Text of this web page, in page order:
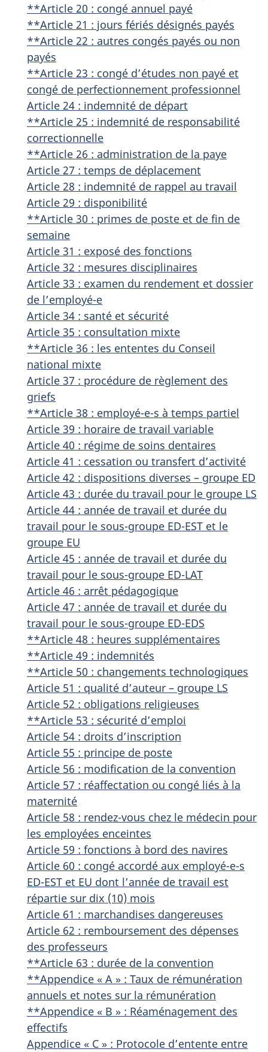
**Article 20 : congé annuel payé
**Article 21 : jours fériés désignés payés
**Article 22 : autres congés payés ou non
payés
**Article 23 : congé d’études non payé et
congé de perfectionnement professionnel
Article 24 : indemnité de départ
**Article 25 : indemnité de responsabilité
correctionnelle
**Article 26 : administration de la paye
Article 27 : temps de déplacement
Article 28 : indemnité de rappel au travail
Article 29 : disponibilité
**Article 30 : primes de poste et de fin de
semaine
Article 31 : exposé des fonctions
Article 32 : mesures disciplinaires
Article 33 : examen du rendement et dossier
de l’employé-e
Article 34 : santé et sécurité
Article 35 : consultation mixte
**Article 36 : les ententes du Conseil
national mixte
Article 37 : procédure de règlement des
griefs
**Article 38 : employé-e-s à temps partiel
Article 39 : horaire de travail variable
Article 40 : régime de soins dentaires
Article 41 : cessation ou transfert d’activité
Article 42 : dispositions diverses – groupe ED
Article 43 : durée du travail pour le groupe LS
Article 44 : année de travail et durée du
travail pour le sous-groupe ED-EST et le
groupe EU
Article 45 : année de travail et durée du
travail pour le sous-groupe ED-LAT
Article 46 : arrêt pédagogique
Article 47 : année de travail et durée du
travail pour le sous-groupe ED-EDS
**Article 48 : heures supplémentaires
**Article 49 : indemnités
**Article 50 : changements technologiques
Article 51 : qualité d’auteur – groupe LS
Article 52 : obligations religieuses
**Article 53 : sécurité d’emploi
Article 54 : droits d’inscription
Article 55 : principe de poste
Article 56 : modification de la convention
Article 57 : réaffectation ou congé liés à la
maternité
Article 58 : rendez-vous chez le médecin pour
les employées enceintes
Article 59 : fonctions à bord des navires
Article 60 : congé accordé aux employé-e-s
ED-EST et EU dont l’année de travail est
répartie sur dix (10) mois
Article 61 : marchandises dangereuses
Article 62 : remboursement des dépenses
des professeurs
**Article 63 : durée de la convention
**Appendice « A » : Taux de rémunération
annuels et notes sur la rémunération
**Appendice « B » : Réaménagement des
effectifs
Appendice « C » : Protocole d’entente entre